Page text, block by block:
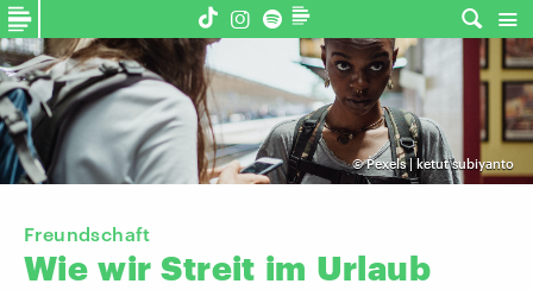
©Pexels | ketut subiyanto
Freundschaft
Wie wir Streit im Urlaub